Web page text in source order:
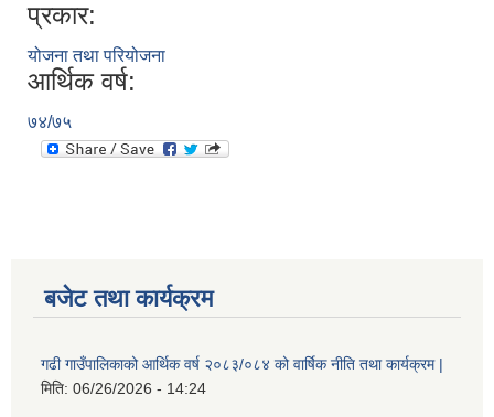
प्रकार:
योजना तथा परियोजना
आर्थिक वर्ष:
७४/७५
बजेट तथा कार्यक्रम
गढी गाउँपालिकाको आर्थिक वर्ष २०८३/०८४ को वार्षिक नीति तथा कार्यक्रम |
मिति: 06/26/2026 - 14:24